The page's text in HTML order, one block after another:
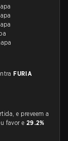
FURIA
e preveem a
favor e 29.2%